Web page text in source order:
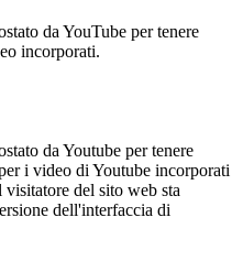
da YouTube per tenere
incorporati.
da Youtube per tenere
i video di Youtube incorporati
del sito web sta
dell'interfaccia di